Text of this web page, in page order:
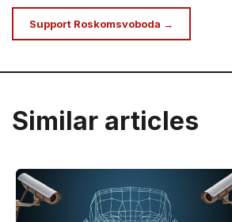
Support Roskomsvoboda →
Similar articles